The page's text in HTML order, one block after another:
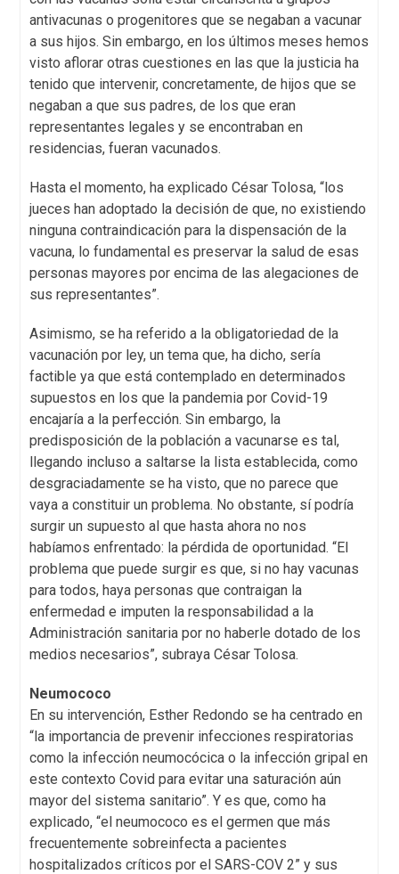
antivacunas o progenitores que se negaban a vacunar
a sus hijos. Sin embargo, en los últimos meses hemos
visto aflorar otras cuestiones en las que la justicia ha
tenido que intervenir, concretamente, de hijos que se
negaban a que sus padres, de los que eran
representantes legales y se encontraban en
residencias, fueran vacunados.
Hasta el momento, ha explicado César Tolosa, “los
jueces han adoptado la decisión de que, no existiendo
ninguna contraindicación para la dispensación de la
vacuna, lo fundamental es preservar la salud de esas
personas mayores por encima de las alegaciones de
sus representantes”.
Asimismo, se ha referido a la obligatoriedad de la
vacunación por ley, un tema que, ha dicho, sería
factible ya que está contemplado en determinados
supuestos en los que la pandemia por Covid-19
encajaría a la perfección. Sin embargo, la
predisposición de la población a vacunarse es tal,
llegando incluso a saltarse la lista establecida, como
desgraciadamente se ha visto, que no parece que
vaya a constituir un problema. No obstante, sí podría
surgir un supuesto al que hasta ahora no nos
habíamos enfrentado: la pérdida de oportunidad. “El
problema que puede surgir es que, si no hay vacunas
para todos, haya personas que contraigan la
enfermedad e imputen la responsabilidad a la
Administración sanitaria por no haberle dotado de los
medios necesarios”, subraya César Tolosa.
Neumococo
En su intervención, Esther Redondo se ha centrado en
“la importancia de prevenir infecciones respiratorias
como la infección neumocócica o la infección gripal en
este contexto Covid para evitar una saturación aún
mayor del sistema sanitario”. Y es que, como ha
explicado, “el neumococo es el germen que más
frecuentemente sobreinfecta a pacientes
hospitalizados críticos por el SARS-COV 2” y sus